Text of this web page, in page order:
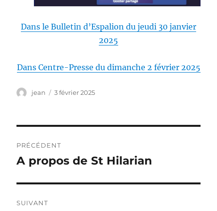
Dans le Bulletin d’Espalion du jeudi 30 janvier
2025
Dans Centre-Presse du dimanche 2 février 2025
Auteur
jean
Publié
3 février 2025
de
PRÉCÉDENT
Publication
A propos de St Hilarian
SUIVANT